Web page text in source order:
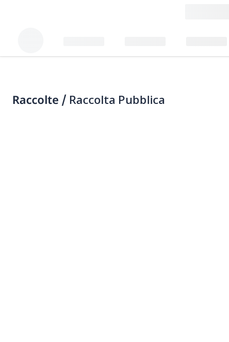
Raccolte / Raccolta Pubblica